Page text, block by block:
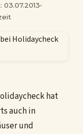
hat
auch in
und